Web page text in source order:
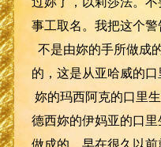
事工取名。我把这个
不是由妳的手所做成
的，这是从亚哈威的
妳的玛西阿克的口里
德西妳的伊妈亚的口
做成的，早在很久以